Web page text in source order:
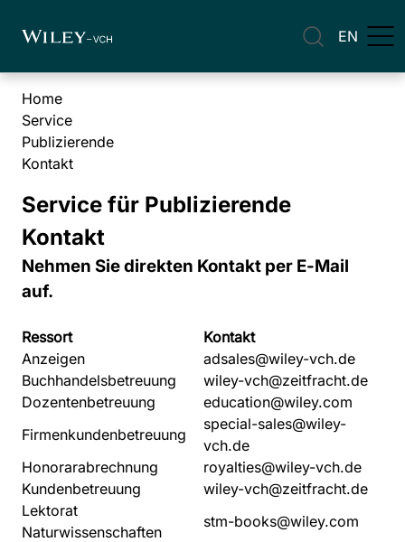
EN
Home
Service
Publizierende
Kontakt
Service für Publizierende
Kontakt
Nehmen Sie direkten Kontakt per E-Mail
auf.
Ressort
Kontakt
Anzeigen
adsales@wiley-vch.de
Buchhandelsbetreuung
wiley-vch@zeitfracht.de
Dozentenbetreuung
education@wiley.com
Firmenkundenbetreuung
special-sales@wiley-
vch.de
Honorarabrechnung
royalties@wiley-vch.de
Kundenbetreuung
wiley-vch@zeitfracht.de
Lektorat
Naturwissenschaften
stm-books@wiley.com